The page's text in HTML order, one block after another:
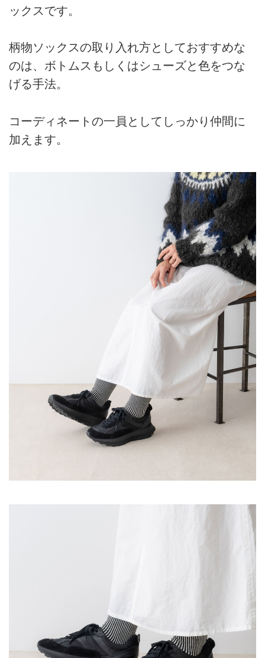
ックスです。
柄物ソックスの取り入れ方としておすすめな
のは、ボトムスもしくはシューズと色をつな
げる手法。
コーディネートの一員としてしっかり仲間に
加えます。